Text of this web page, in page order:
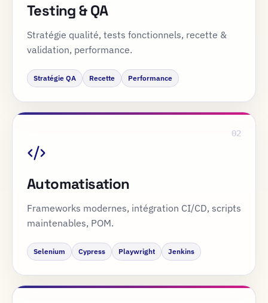
Testing & QA
Stratégie qualité, tests fonctionnels, recette &
validation, performance.
Stratégie QA Recette Performance
02
Automatisation
Frameworks modernes, intégration CI/CD, scripts
maintenables, POM.
Selenium Cypress Playwright Jenkins